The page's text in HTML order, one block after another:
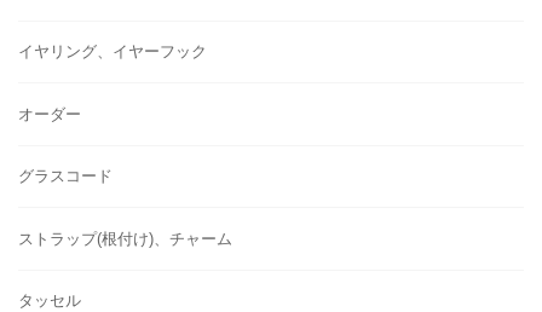
イヤリング、イヤーフック
オーダー
グラスコード
ストラップ(根付け)、チャーム
タッセル